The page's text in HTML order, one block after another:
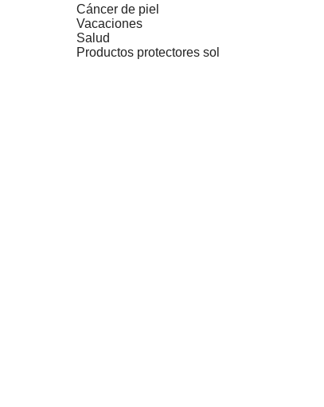
Cáncer de piel
Vacaciones
Salud
Productos protectores sol